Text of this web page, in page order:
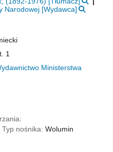
Narodowej [Wydawca]
1
Ministerstwa
Typ nośnika:Wolumin